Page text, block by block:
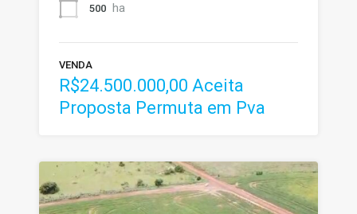
500 ha
VENDA
R$24.500.000,00 Aceita
Proposta Permuta em Pva